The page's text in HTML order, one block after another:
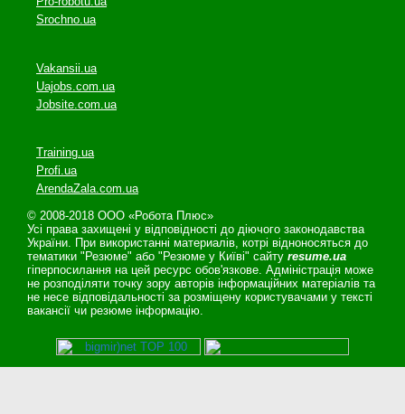
Srochno.ua
Vakansii.ua
Uajobs.com.ua
Jobsite.com.ua
Training.ua
Profi.ua
ArendaZala.com.ua
© 2008-2018 ООО «Робота Плюс»
Усі права захищені у відповідності до діючого законодавства
України. При використанні материалів, котрі відноносяться до
тематики "Резюме" або "Резюме у Київі" сайту resume.ua
гіперпосилання на цей ресурс обов'язкове. Адміністрація може
не розподіляти точку зору авторів інформаційних матеріалів та
не несе відповідальності за розміщену користувачами у тексті
вакансії чи резюме інформацію.